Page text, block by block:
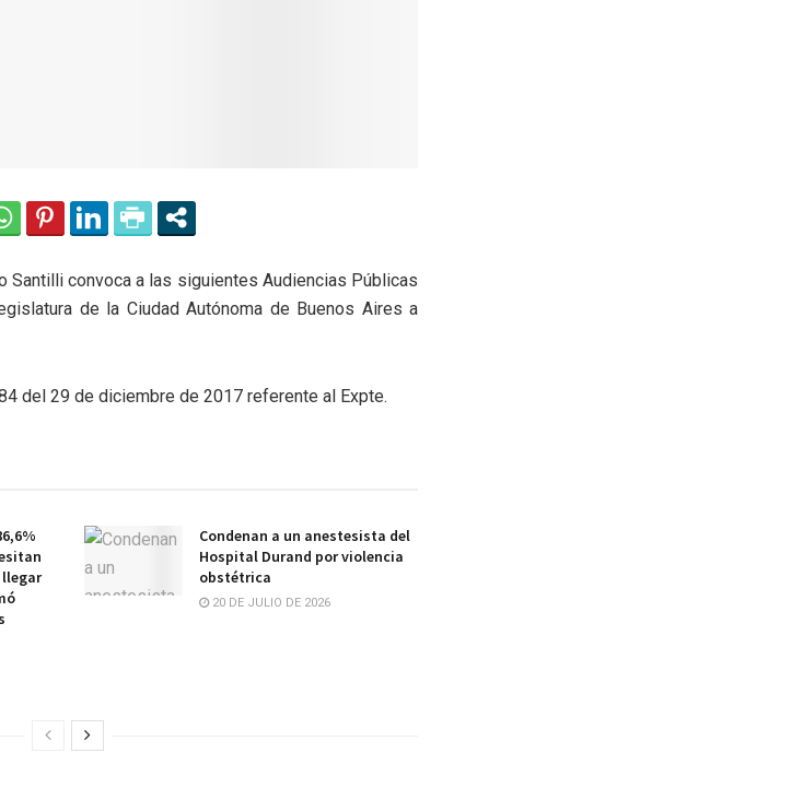
Santilli convoca a las siguientes Audiencias Públicas
de la Ciudad Autónoma de Buenos Aires a
del 29 de diciembre de 2017 referente al Expte.
llegar
Condenan a un anestesista del
Hospital Durand por violencia
obstétrica
20 DE JULIO DE 2026